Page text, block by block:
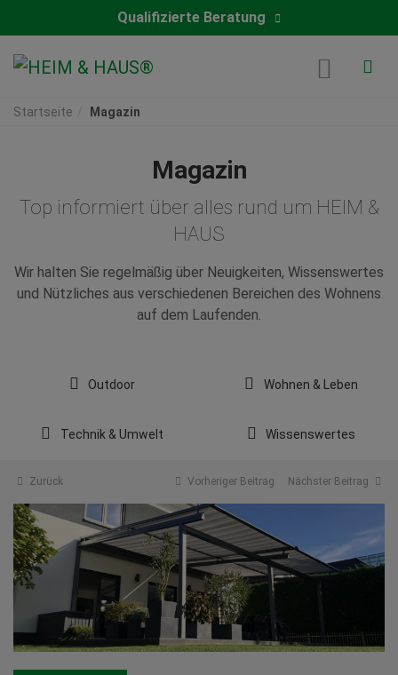
Qualifizierte Beratung
Startseite Magazin
Magazin
Top informiert über alles rund um HEIM &
HAUS
Wir halten Sie regelmäßig über Neuigkeiten, Wissenswertes
und Nützliches aus verschiedenen Bereichen des Wohnens
auf dem Laufenden.
Outdoor Wohnen & Leben
Technik & Umwelt Wissenswertes
Zurück Vorheriger Beitrag Nächster Beitrag